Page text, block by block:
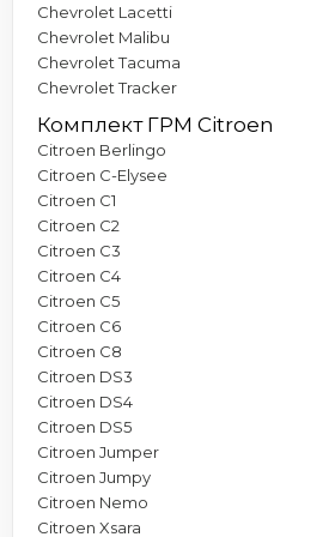
Chevrolet Lacetti
Chevrolet Malibu
Chevrolet Tacuma
Chevrolet Tracker
Комплект ГРМ Citroen
Citroen Berlingo
Citroen C-Elysee
Citroen C1
Citroen C2
Citroen C3
Citroen C4
Citroen C5
Citroen C6
Citroen C8
Citroen DS3
Citroen DS4
Citroen DS5
Citroen Jumper
Citroen Jumpy
Citroen Nemo
Citroen Xsara